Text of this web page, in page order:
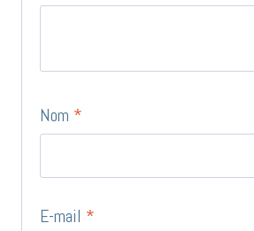
Nom *
E-mail *